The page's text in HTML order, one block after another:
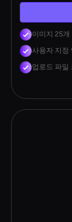
이미지 25개
사용자 지정
업로드 파일